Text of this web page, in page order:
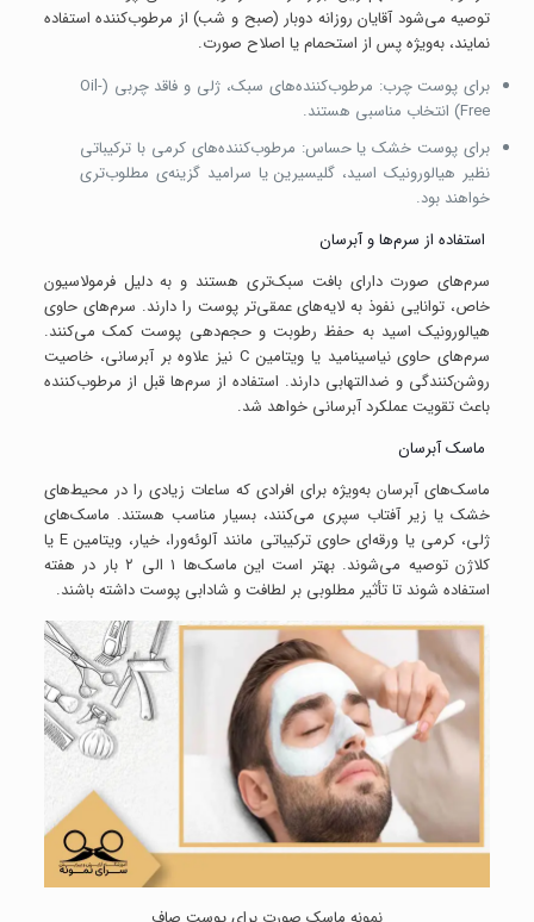
توصیه می‌شود آقایان روزانه دوبار (صبح و شب) از مرطوب‌کننده استفاده
نمایند، به‌ویژه پس از استحمام یا اصلاح صورت.
برای پوست چرب: مرطوب‌کننده‌های سبک، ژلی و فاقد چربی (Oil-
Free) انتخاب مناسبی هستند.
برای پوست خشک یا حساس: مرطوب‌کننده‌های کرمی با ترکیباتی
نظیر هیالورونیک اسید، گلیسیرین یا سرامید گزینه‌ی مطلوب‌تری
خواهند بود.
استفاده از سرم‌ها و آبرسان‌
سرم‌های صورت دارای بافت سبک‌تری هستند و به دلیل فرمولاسیون
خاص، توانایی نفوذ به لایه‌های عمقی‌تر پوست را دارند. سرم‌های حاوی
هیالورونیک اسید به حفظ رطوبت و حجم‌دهی پوست کمک می‌کنند.
سرم‌های حاوی نیاسینامید یا ویتامین C نیز علاوه بر آبرسانی، خاصیت
روشن‌کنندگی و ضدالتهابی دارند. استفاده از سرم‌ها قبل از مرطوب‌کننده
باعث تقویت عملکرد آبرسانی خواهد شد.
ماسک‌ آبرسان
ماسک‌های آبرسان به‌ویژه برای افرادی که ساعات زیادی را در محیط‌های
خشک یا زیر آفتاب سپری می‌کنند، بسیار مناسب هستند. ماسک‌های
ژلی، کرمی یا ورقه‌ای حاوی ترکیباتی مانند آلوئه‌ورا، خیار، ویتامین E یا
کلاژن توصیه می‌شوند. بهتر است این ماسک‌ها ۱ الی ۲ بار در هفته
استفاده شوند تا تأثیر مطلوبی بر لطافت و شادابی پوست داشته باشند.